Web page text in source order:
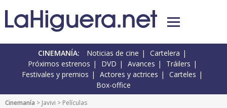
CINEMANÍA: Noticias de cine
Cartelera
Próximos estrenos
DVD Avances
Tráilers
Festivales y premios
Actores y actrices
Carteles
Box-office
Cinemanía > Javivi > Películas